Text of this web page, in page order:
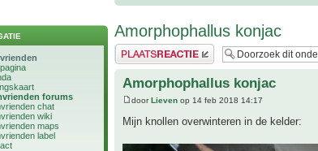
forums
chat
wiki
maps
label
Amorphophallus konjac
Plaats een reactie
Amorphophallus konjac
doorLieven op 14 feb 2018 14:17
Mijn knollen overwinteren in de kelder: